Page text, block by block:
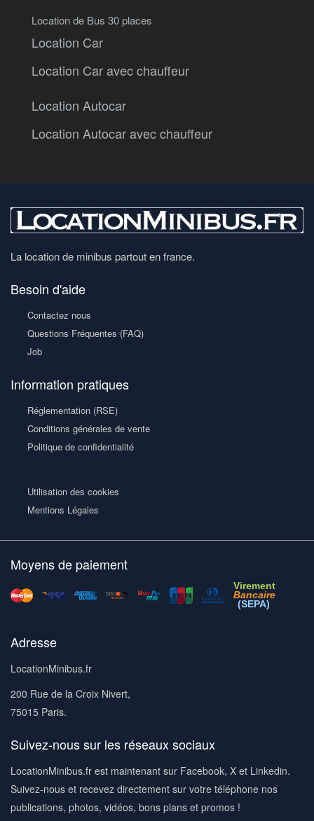
Location de Bus 30 places
Location Car
Location Car avec chauffeur
Location Autocar
Location Autocar avec chauffeur
La location de minibus partout en france.
Besoin d'aide
Contactez nous
Questions Fréquentes (FAQ)
Job
Information pratiques
Réglementation (RSE)
Conditions générales de vente
Politique de confidentialité
Utilisation des cookies
Mentions Légales
Moyens de paiement
Virement
Bancaire
(SEPA)
Adresse
LocationMinibus.fr
200 Rue de la Croix Nivert,
75015 Paris.
Suivez-nous sur les réseaux sociaux
LocationMinibus.fr est maintenant sur Facebook, X et Linkedin.
Suivez-nous et recevez directement sur votre téléphone nos
publications, photos, vidéos, bons plans et promos !